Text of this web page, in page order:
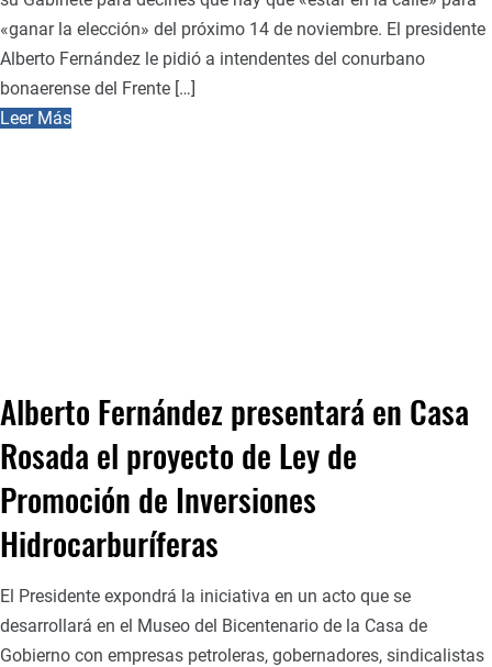
«ganar la elección» del próximo 14 de noviembre. El presidente
Alberto Fernández le pidió a intendentes del conurbano
bonaerense del Frente […]
Leer Más
Alberto Fernández presentará en Casa
Rosada el proyecto de Ley de
Promoción de Inversiones
Hidrocarburíferas
El Presidente expondrá la iniciativa en un acto que se
desarrollará en el Museo del Bicentenario de la Casa de
Gobierno con empresas petroleras, gobernadores, sindicalistas